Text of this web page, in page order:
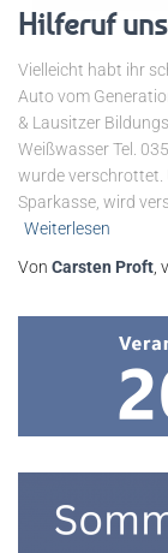
Hilferuf
Vielleicht habt ihr
Auto vom
& Lausitzer
Weißwasser Tel.
wurde verschrottet.
Sparkasse, wird
Weiterlesen
Von Carsten Proft ,